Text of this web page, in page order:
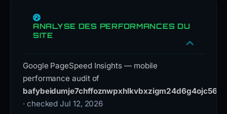
of
the
phishing
page
ANALYSE DES PERFORMANCES DU
SITE
Google PageSpeed Insights — mobile
performance audit of
· checked Jul 12, 2026